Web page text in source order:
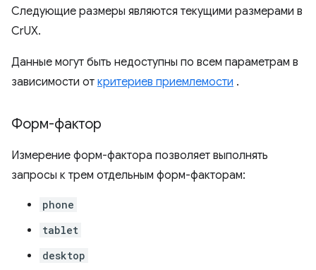
Следующие размеры являются текущими размерами в
CrUX.
Данные могут быть недоступны по всем параметрам в
зависимости от критериев приемлемости .
Форм-фактор
Измерение форм-фактора позволяет выполнять
запросы к трем отдельным форм-факторам:
phone
tablet
desktop